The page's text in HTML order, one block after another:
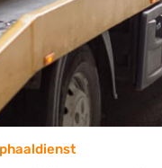
Dacia, Fiat, Ford,
Benz, Mitsubishi,
Renault, Seat,
en Volvo.